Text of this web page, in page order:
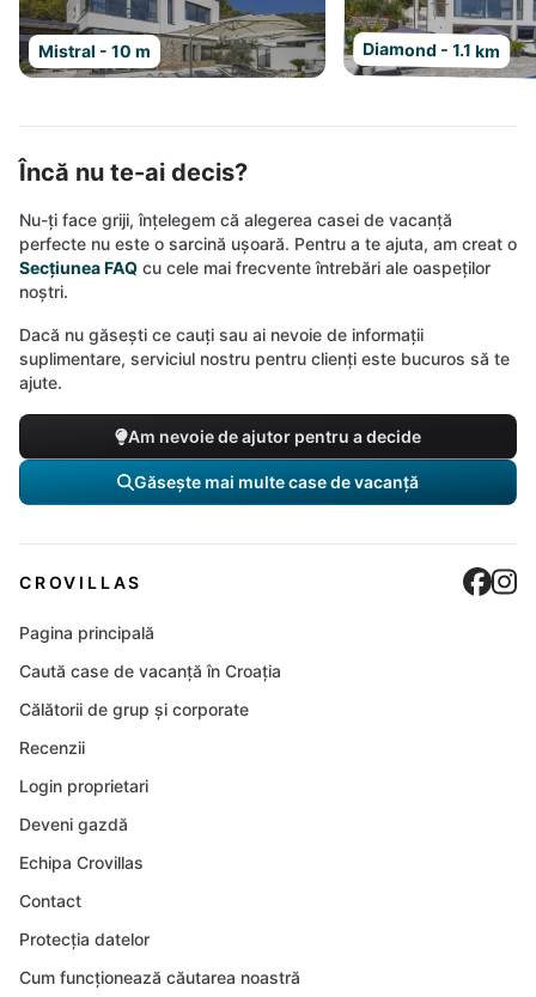
Mistral - 10 m Diamond - 1.1 km
Încă nu te-ai decis?
Nu-ți face griji, înțelegem că alegerea casei de vacanță
perfecte nu este o sarcină ușoară. Pentru a te ajuta, am creat o
Secțiunea FAQ cu cele mai frecvente întrebări ale oaspeților
noștri.
Dacă nu găsești ce cauți sau ai nevoie de informații
suplimentare, serviciul nostru pentru clienți este bucuros să te
ajute.
Am nevoie de ajutor pentru a decide
Găsește mai multe case de vacanță
CROVILLAS
Pagina principală
Caută case de vacanță în Croația
Călătorii de grup și corporate
Recenzii
Login proprietari
Deveni gazdă
Echipa Crovillas
Contact
Protecția datelor
Cum funcționează căutarea noastră